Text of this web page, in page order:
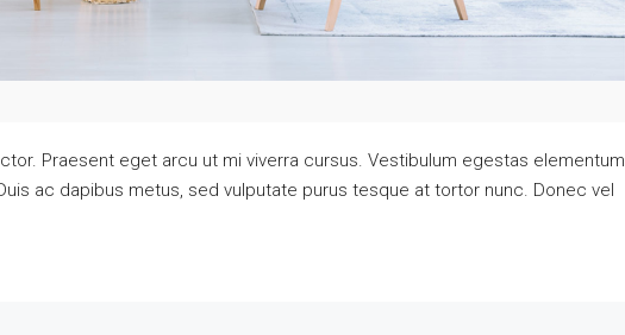
Praesent eget arcu ut mi viverra cursus. Vestibulum egestas elementum
ac dapibus metus, sed vulputate purus tesque at tortor nunc. Donec vel